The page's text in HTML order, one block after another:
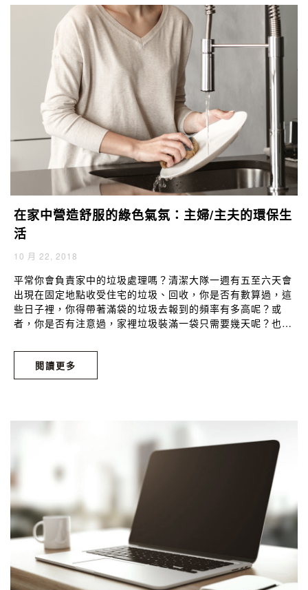
寶貴的水資源！（與非洲等受旱災嚴重影響的地區相比較，更
顯浪費呀。）
在家中營造舒服的綠色氣氛：主婦/主夫的環保生
活
10 月 22, 2018
平常你會負責家中的垃圾處理嗎？清潔大隊一週有五至六天會
出現在固定地點收受住宅的垃圾、回收，你是否有數算過，這
些日子裡，你得帶著滿袋的垃圾去報到的頻率有多高呢？或
者，你是否有注意過，家裡垃圾裝滿一袋只需要幾天呢？也許
道，幾年前有份報導說到，英國某個「超環保」家庭，一整年
所製造的不可回收垃圾，僅僅只有一袋！這個超環保家庭，想
方設法將日常消費的垃圾量降到最低，就如我們前面文章提到
包裝等，寄到菲律賓等國家，將之再造為鉛筆袋、購物袋。
閱讀更多